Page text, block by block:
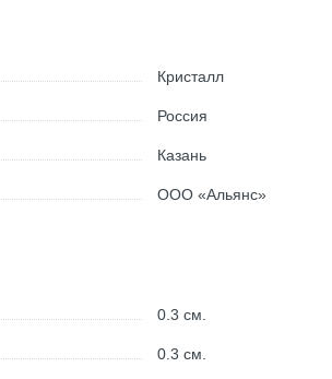
Кристалл
Россия
Казань
ООО «Альянс»
0.3см.
0.3см.